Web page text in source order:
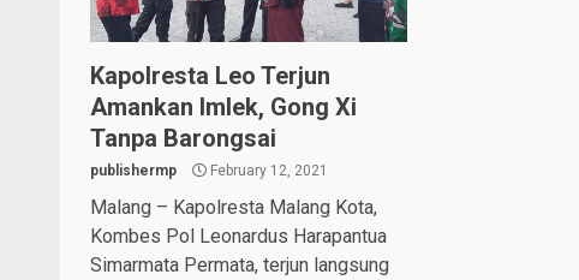
Kapolresta Leo Terjun
Amankan Imlek, Gong Xi
Tanpa Barongsai
publishermp February 12, 2021
Malang – Kapolresta Malang Kota,
Kombes Pol Leonardus Harapantua
Simarmata Permata, terjun langsung